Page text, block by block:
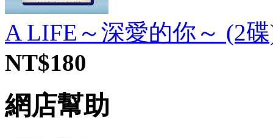
A LIFE～深愛的你～ (2
NT$180
網店幫助